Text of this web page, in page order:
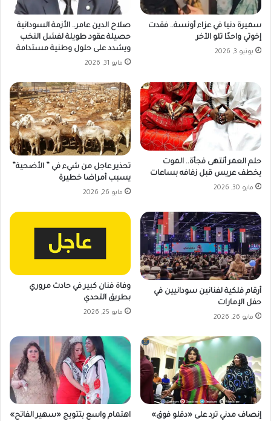
سميرة دنيا في عزاء أونسة.. فقدت
إخوتي واحدًا تلو الآخر
يونيو 3, 2026
صلاح الدين عامر.. الأزمة السودانية
حصيلة عقود طويلة لفشل النخب
ويشدد على حلول وطنية مستدامة
مايو 31, 2026
حلم العمر أنتهى فجأة.. الموت
يخطف عريس قبل زفافه بساعات
مايو 30, 2026
تحذير عاجل من شيء في ” الأضحية”
يسبب أمراضا خطيرة
مايو 26, 2026
أرقام فلكية لفنانين سودانيين في
حفل الإمارات
مايو 26, 2026
وفاة فنان كبير في حادث مروري
بطريق التحدي
مايو 25, 2026
إنصاف مدني ترد على «دقلو فوق»
اهتمام واسع بتتويج «سهير الفاتح»